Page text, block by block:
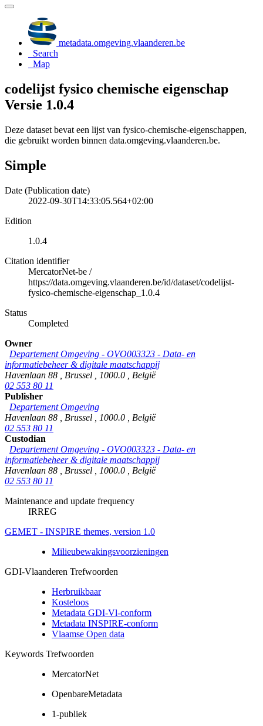
metadata.omgeving.vlaanderen.be
Search
Map
codelijst fysico chemische eigenschap
Versie 1.0.4
Deze dataset bevat een lijst van fysico-chemische-eigenschappen,
die gebruikt worden binnen data.omgeving.vlaanderen.be.
Simple
Date (Publication date)
2022-09-30T14:33:05.564+02:00
Edition
1.0.4
Citation identifier
MercatorNet-be /
https://data.omgeving.vlaanderen.be/id/dataset/codelijst-
fysico-chemische-eigenschap_1.0.4
Status
Completed
Owner
Departement Omgeving - OVO003323 - Data- en
informatiebeheer & digitale maatschappij
Havenlaan 88
Brussel 1000.0
België
02 553 80 11
Publisher
Departement Omgeving
Havenlaan 88
Brussel 1000.0
België
02 553 80 11
Custodian
Departement Omgeving - OVO003323 - Data- en
informatiebeheer & digitale maatschappij
Havenlaan 88
Brussel 1000.0
België
02 553 80 11
Maintenance and update frequency
IRREG
GEMET - INSPIRE themes, version 1.0
Milieubewakingsvoorzieningen
GDI-Vlaanderen Trefwoorden
Herbruikbaar
Kosteloos
Metadata GDI-Vl-conform
Metadata INSPIRE-conform
Vlaamse Open data
Keywords Trefwoorden
MercatorNet
OpenbareMetadata
1-publiek